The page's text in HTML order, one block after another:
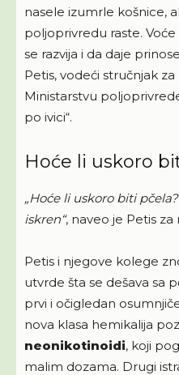
nasele izumrle košnice,
poljoprivredu raste.
se razvija i da daje
Petis, vodeći stručnjak
Ministarstvu
po ivici“.
Hoće li uskoro
„Hoće li uskoro biti
iskren“, naveo je Petis za
Petis i njegove kolege
utvrde šta se dešava sa
prvi i očigledan
nova klasa hemikalija
neonikotinoidi, koji
malim dozama. Drugi